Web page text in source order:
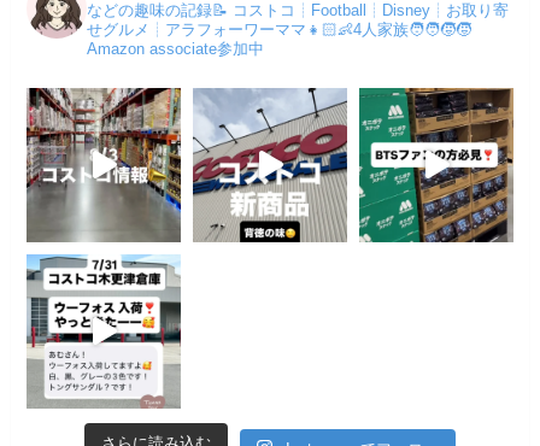
などの趣味の記録📝 コストコ┊︎Football┊Disney┊︎お取り寄
せグルメ┊︎アラフォーワーママ👧🏻👶4人家族🧑‍🧑‍🧒‍🧒
Amazon associate参加中